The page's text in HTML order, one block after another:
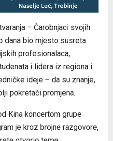
– Čarobnjaci svojih
dana bio mjesto susreta
profesionalaca,
i lidera iz regiona i
ideje – da su znanje,
pokretači promjena.
Kina koncertom grupe
je kroz brojne razgovore,